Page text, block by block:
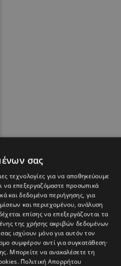
σας
τεχνολογίες για να αποθηκεύουμε
να επεξεργαζόμαστε προσωπικά
και δεδομένα περιήγησης, για
και περιεχομένου, ανάλυση
επίσης να επεξεργάζονται τα
της χρήσης ακριβών δεδομένων
ισχύουν μόνο για αυτόν τον
συμφέρον αντί για συγκατάθεση·
. Μπορείτε να ανακαλέσετε τη
. Πολιτική Απορρήτου